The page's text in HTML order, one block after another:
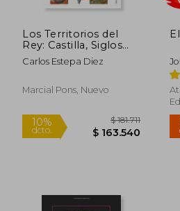
Los Territorios del
Rey: Castilla, Siglos
Xii-Xiii
Carlos Estepa Diez
Marcial Pons, Nuevo